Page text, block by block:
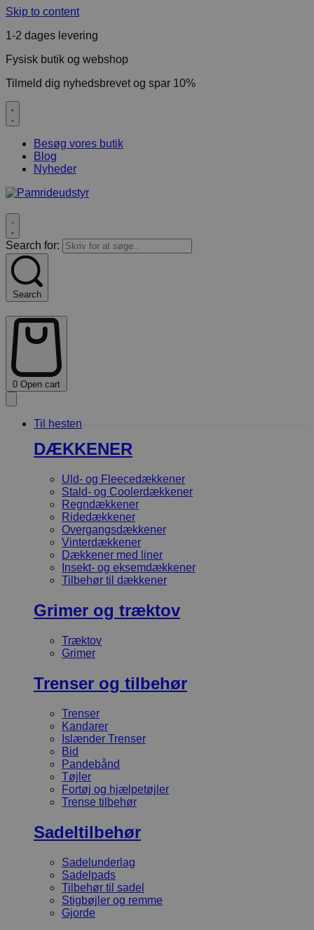
Skip to content
1-2 dages levering
Fysisk butik og webshop
Tilmeld dig nyhedsbrevet og spar 10%
Besøg vores butik
Blog
Nyheder
Search for:
Search
0 Open cart
Til hesten
DÆKKENER
Uld- og Fleecedækkener
Stald- og Coolerdækkener
Regndækkener
Ridedækkener
Overgangsdækkener
Vinterdækkener
Dækkener med liner
Insekt- og eksemdækkener
Tilbehør til dækkener
Grimer og træktov
Træktov
Grimer
Trenser og tilbehør
Trenser
Kandarer
Islænder Trenser
Bid
Pandebånd
Tøjler
Fortøj og hjælpetøjler
Trense tilbehør
Sadeltilbehør
Sadelunderlag
Sadelpads
Tilbehør til sadel
Stigbøjler og remme
Gjorde